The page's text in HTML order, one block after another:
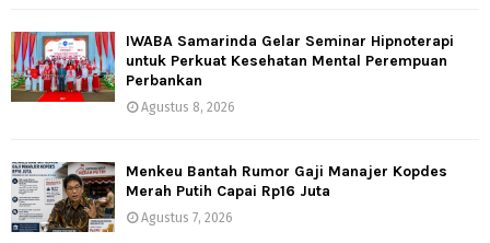
IWABA Samarinda Gelar Seminar Hipnoterapi
untuk Perkuat Kesehatan Mental Perempuan
Perbankan
Agustus 8, 2026
Menkeu Bantah Rumor Gaji Manajer Kopdes
Merah Putih Capai Rp16 Juta
Agustus 7, 2026